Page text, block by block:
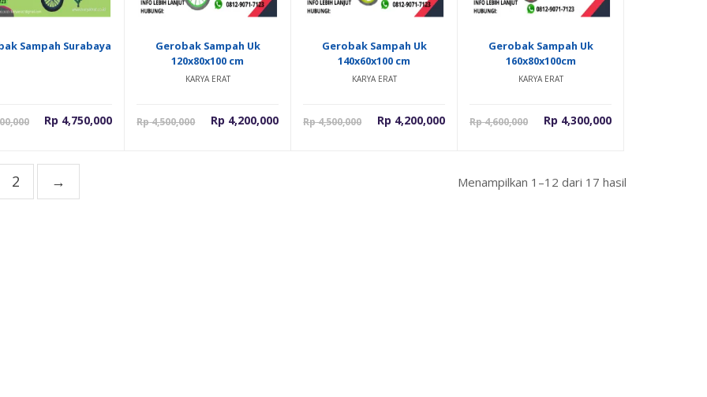
Sampah Surabaya
Harga
Rp 4,750,000
Harga
adalah:
Rp 4,750,000.
Gerobak Sampah Uk
120x80x100 cm
KARYA ERAT
Rp4,500,000
Harga
Rp 4,200,000
Harga
Gerobak Sampah Uk
140x60x100 cm
KARYA ERAT
Rp4,500,000
Harga
Rp 4,200,000
Harga
Gerobak Sampah Uk
160x80x100cm
KARYA ERAT
Rp4,600,000
Harga
Rp 4,300,000
Harga
Rp 4,300,000.
Menampilkan 1–12 dari 17 hasil
2 →